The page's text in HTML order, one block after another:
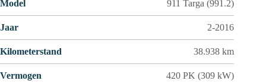
Model 911 Targa (991.2)
Jaar 2-2016
Kilometerstand 38.938 km
Vermogen 420 PK (309 kW)